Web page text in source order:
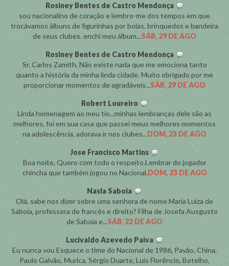
Rosiney Bentes de Castro Mendonça
sou nacionalino de coração e lembro-me dos tempos em que
trocávamos álbuns de figurinhas por bolas, brinquedos e bandeira
de seus clubes. enchi meu álbum...SÁB, 29 DE AGO
Rosiney Bentes de Castro Mendonça
Sr. Carlos Zamith, Não existe nada que me emociona tanto
quanto a história da minha linda cidade. Muito obrigado por me
proporcionar momentos de agradáveis...SÁB, 29 DE AGO
Robert Loureiro
Linda homenagem ao meu tio...minhas lembranças dele são as
melhores, foi em sua casa que passei meus melhores momentos
na adolescência, adorava ir nos clubes...DOM, 23 DE AGO
Jose Francisco Martins
Boa noite, Quero com todo o respeito.Lembrar do jogador
chincha que também jogou no Nacional.DOM, 23 DE AGO
Nasla Saboia
Olá, sabe nos dizer sobre uma senhora de nome Maria Luiza de
Saboia, professora de francês e direito? Filha de Josefa Ausgusto
de Saboia e...SÁB, 22 DE AGO
Lucivaldo Azevedo Paiva
Eu nunca vou Esquece o time do Nacional de 1986, Pavão, China,
Paulo Galvão, Murica, Sérgio Duarte, Luís Florêncio, Botelho,